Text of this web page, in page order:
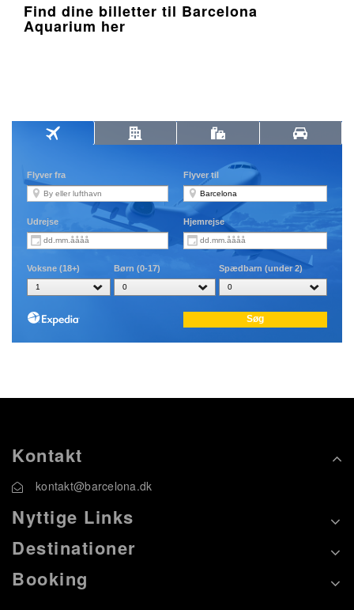
Find dine billetter til Barcelona
Aquarium her
Kontakt
kontakt@barcelona.dk
Nyttige Links
Destinationer
Booking